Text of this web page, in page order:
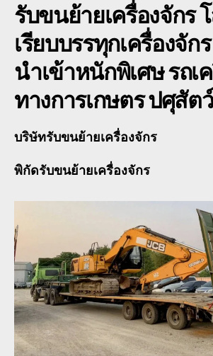
รับขนย้ายเครื่องจักร
เรียบบรรทุกเครื่องจัก
นำเข้าหนักพิเศษ รถเ
ทางการเกษตร ปศุสัตว์
บริษัทรับขนย้ายเครื่องจักร
พิกัดรับขนย้ายเครื่องจักร